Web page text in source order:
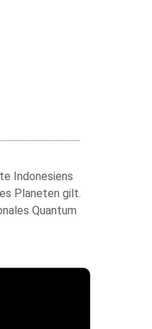
Indonesiens
Planeten gilt.
Quantum